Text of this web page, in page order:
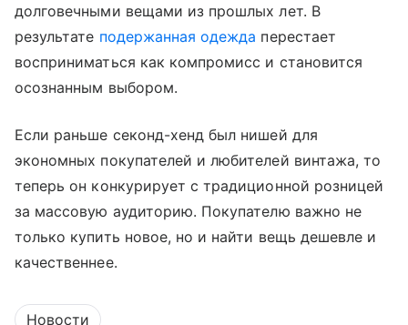
долговечными вещами из прошлых лет. В
результате подержанная одежда перестает
восприниматься как компромисс и становится
осознанным выбором.
Если раньше секонд-хенд был нишей для
экономных покупателей и любителей винтажа, то
теперь он конкурирует с традиционной розницей
за массовую аудиторию. Покупателю важно не
только купить новое, но и найти вещь дешевле и
качественнее.
Новости